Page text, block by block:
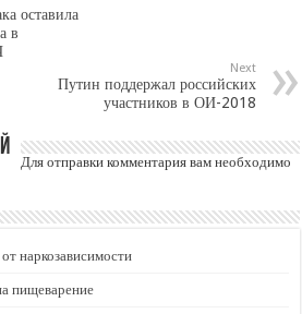
оставила
в
Next
Путин поддержал российских
участников в ОИ-2018
Для отправки комментария вам необходимо
наркозависимости
пищеварение